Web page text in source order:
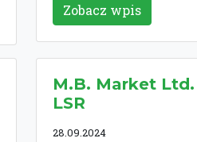
Zobacz wpis
M.B. Market
LSR
28.09.2024